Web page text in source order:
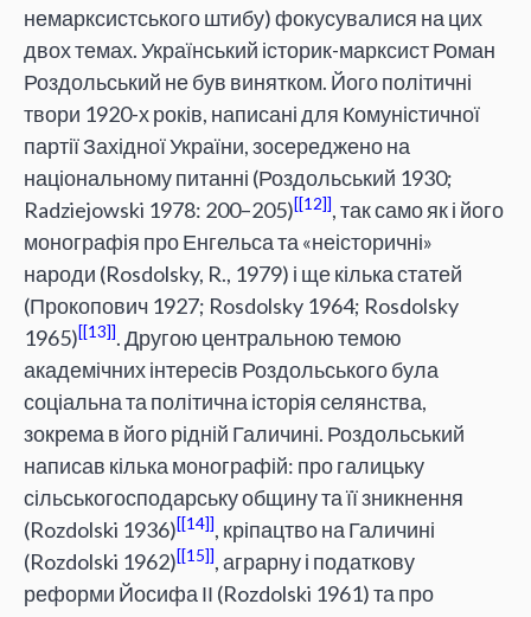
немарксистського штибу) фокусувалися на цих
двох темах. Український історик-марксист Роман
Роздольський не був винятком. Його політичні
твори 1920-х років, написані для Комуністичної
партії Західної України, зосереджено на
національному питанні (Роздольський 1930;
Radziejowski 1978: 200–205) [12] , так само як і його
монографія про Енгельса та «неісторичні»
народи (Rosdolsky, R., 1979) і ще кілька статей
(Прокопович 1927; Rosdolsky 1964; Rosdolsky
1965) [13] . Другою центральною темою
академічних інтересів Роздольського була
соціальна та політична історія селянства,
зокрема в його рідній Галичині. Роздольський
написав кілька монографій: про галицьку
сільськогосподарську общину та її зникнення
(Rozdolski 1936) [14] , кріпацтво на Галичині
(Rozdolski 1962) [15] , аграрну і податкову
реформи Йосифа ІІ (Rozdolski 1961) та про